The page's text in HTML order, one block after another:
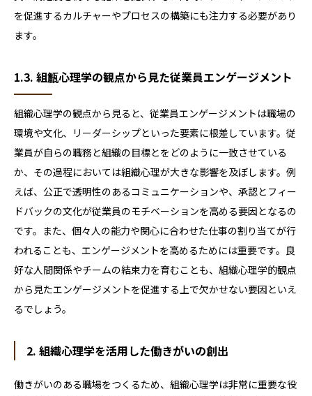
を促進するカルチャーやプロセスの構築にも注力する必要があり
ます。
1.3. 組甔心理学の観点から見た従業員エンゲージメント
組織心理学の観点から見ると、従業員エンゲージメントは職場の
環境や文化、リーダーシップといった要素に根差しています。従
業員が自らの職務と組織の目標とをどのように一致させている
か、その過程においては組織心理が大きな影響を及ぼします。例
えば、公正で透明性のあるコミュニケーションや、承認とフィー
ドバックの文化が従業員のモチベーションを高める要因となるの
です。また、個々人の能力や関心に合わせた仕事の割り当てが行
われることも、エンゲージメントを高めるためには重要です。良
好な人間関係やチームの結束力を育むことも、組織心理学的観点
から見たエンゲージメントを促進する上で欠かせない要因といえ
るでしょう。
2. 組織心理学を活用した働きがいの創出
働きがいのある職場をつくるため、組織心理学は非常に重要な役